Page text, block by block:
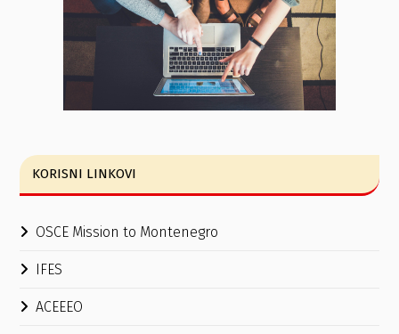
KORISNI LINKOVI
OSCE Mission to Montenegro
IFES
ACEEEO